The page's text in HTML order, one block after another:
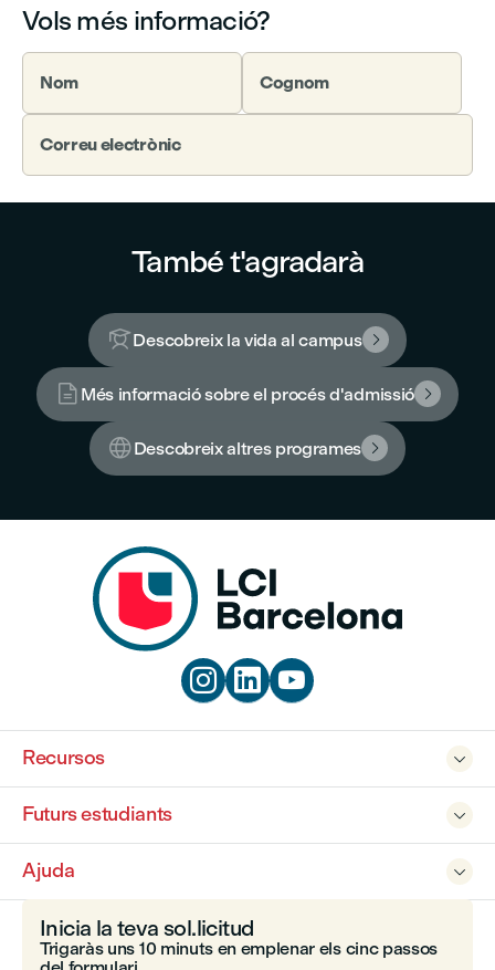
Vols més informació?
Nom Cognom
Correu electrònic
També t'agradarà
Descobreix la vida al campus 
 Més informació sobre el procés d'admissió 
Descobreix altres programes 
  

Recursos

Futurs estudiants

Ajuda
Inicia la teva sol.licitud
Trigaràs uns 10 minuts en emplenar els cinc passos